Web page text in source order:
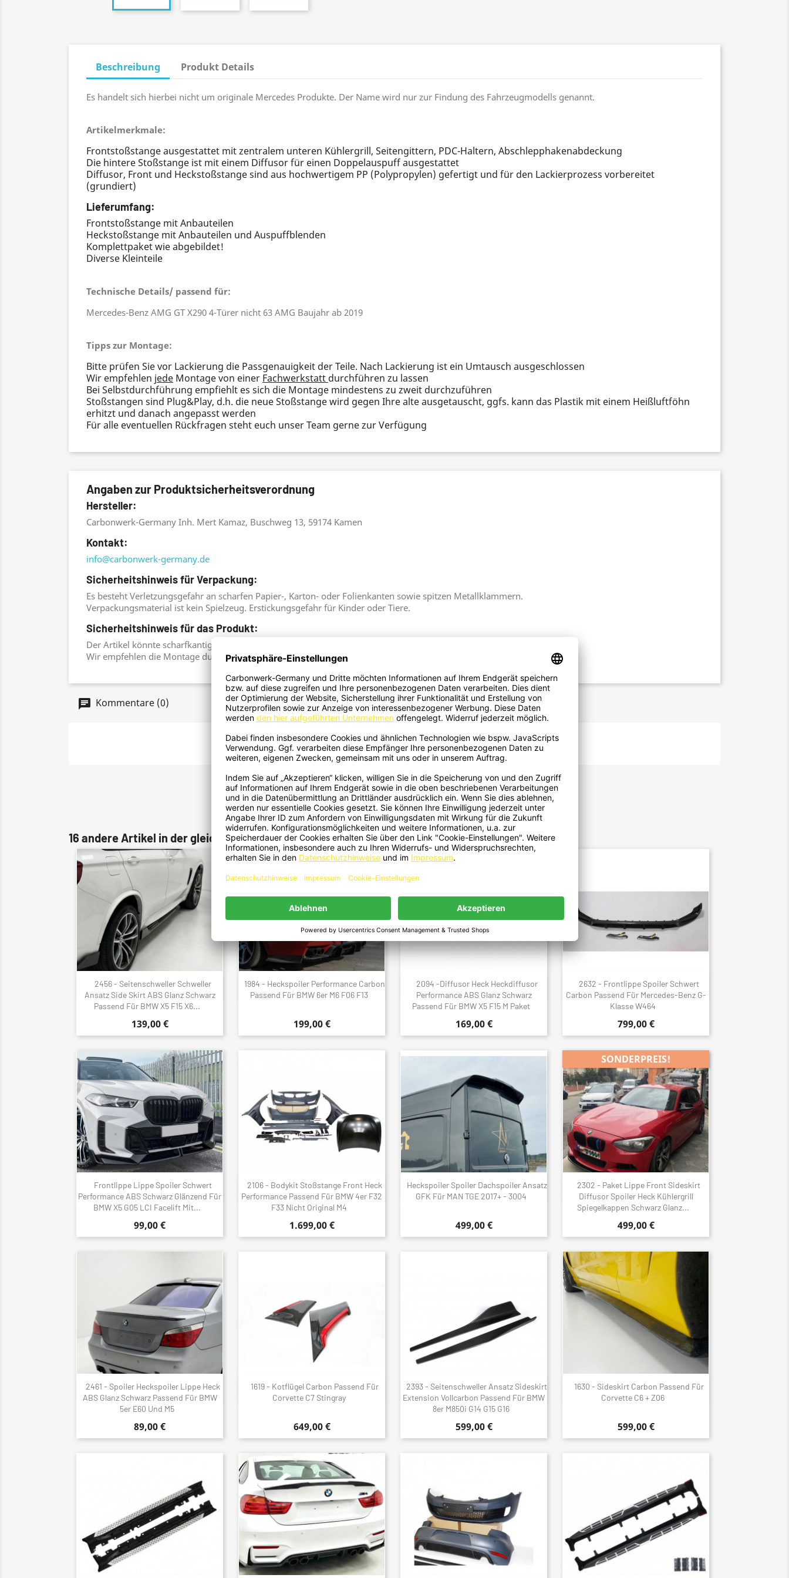
Beschreibung Produkt Details
Es handelt sich hierbei nicht um originale Mercedes Produkte. Der Name wird nur zur Findung des Fahrzeugmodells genannt.
Artikelmerkmale:
Frontstoßstange ausgestattet mit zentralem unteren Kühlergrill, Seitengittern, PDC-Haltern, Abschlepphakenabdeckung
Die hintere Stoßstange ist mit einem Diffusor für einen Doppelauspuff ausgestattet
Diffusor, Front und Heckstoßstange sind aus hochwertigem PP (Polypropylen) gefertigt und für den Lackierprozess vorbereitet
(grundiert)
Lieferumfang:
Frontstoßstange mit Anbauteilen
Heckstoßstange mit Anbauteilen und Auspuffblenden
Komplettpaket wie abgebildet!
Diverse Kleinteile
Technische Details/ passend für:
Mercedes-Benz AMG GT X290 4-Türer nicht 63 AMG Baujahr ab 2019
Tipps zur Montage:
Bitte prüfen Sie vor Lackierung die Passgenauigkeit der Teile. Nach Lackierung ist ein Umtausch ausgeschlossen
Wir empfehlen jede Montage von einer Fachwerkstatt durchführen zu lassen
Bei Selbstdurchführung empfiehlt es sich die Montage mindestens zu zweit durchzuführen
Stoßstangen sind Plug&Play, d.h. die neue Stoßstange wird gegen Ihre alte ausgetauscht, ggfs. kann das Plastik mit einem Heißluftföhn
erhitzt und danach angepasst werden
Für alle eventuellen Rückfragen steht euch unser Team gerne zur Verfügung
Angaben zur Produktsicherheitsverordnung
Hersteller:
Carbonwerk-Germany Inh. Mert Kamaz, Buschweg 13, 59174 Kamen
Kontakt:
info@carbonwerk-germany.de
Sicherheitshinweis für Verpackung:
Es besteht Verletzungsgefahr an scharfen Papier-, Karton- oder Folienkanten sowie spitzen Metallklammern.
Verpackungsmaterial ist kein Spielzeug. Erstickungsgefahr für Kinder oder Tiere.
Sicherheitshinweis für das Produkt:
Der Artikel könnte scharfkantig sein. Es besteht Verletzungsgefahr
Wir empfehlen die Montage durch einen KFZ-Fachbetrieb
Kommentare (0)
Aktuell keine Kunden-Kommentare
16 andere Artikel in der gleichen Kategorie:
2456 - Seitenschweller Schweller
Ansatz Side Skirt ABS Glanz Schwarz
Passend Für BMW X5 F15 X6...
139,00 €
Schnellansicht
1984 - Heckspoiler Performance Carbon
Passend Für BMW 6er M6 F06 F13
199,00 €
Schnellansicht
2094 -Diffusor Heck Heckdiffusor
Performance ABS Glanz Schwarz
Passend Für BMW X5 F15 M Paket
169,00 €
Schnellansicht
2632 - Frontlippe Spoiler Schwert
Carbon Passend Für Mercedes-Benz G-
Klasse W464
799,00 €
Schnellansicht
Frontlippe Lippe Spoiler Schwert
Performance ABS Schwarz Glänzend Für
BMW X5 G05 LCI Facelift Mit...
99,00 €
Schnellansicht
2106 - Bodykit Stoßstange Front Heck
Performance Passend Für BMW 4er F32
F33 Nicht Original M4
1.699,00 €
Schnellansicht
Heckspoiler Spoiler Dachspoiler Ansatz
GFK Für MAN TGE 2017+ - 3004
499,00 €
Schnellansicht
2302 - Paket Lippe Front Sideskirt
Diffusor Spoiler Heck Kühlergrill
Spiegelkappen Schwarz Glanz...
499,00 €
SONDERPREIS!
Schnellansicht
2461 - Spoiler Heckspoiler Lippe Heck
ABS Glanz Schwarz Passend Für BMW
5er E60 Und M5
89,00 €
Schnellansicht
1619 - Kotflügel Carbon Passend Für
Corvette C7 Stingray
649,00 €
Schnellansicht
2393 - Seitenschweller Ansatz Sideskirt
Extension Vollcarbon Passend Für BMW
8er M850i G14 G15 G16
599,00 €
Schnellansicht
1630 - Sideskirt Carbon Passend Für
Corvette C6 + Z06
599,00 €
Schnellansicht